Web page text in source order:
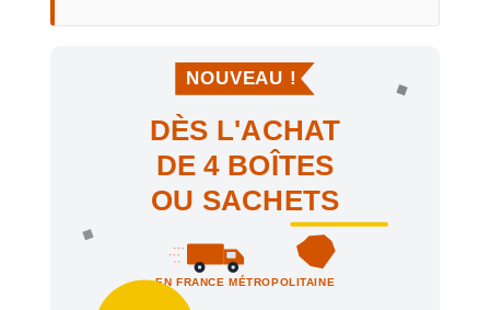
NOUVEAU !
DÈS L'ACHAT
DE 4 BOÎTES
OU SACHETS
EN FRANCE MÉTROPOLITAINE